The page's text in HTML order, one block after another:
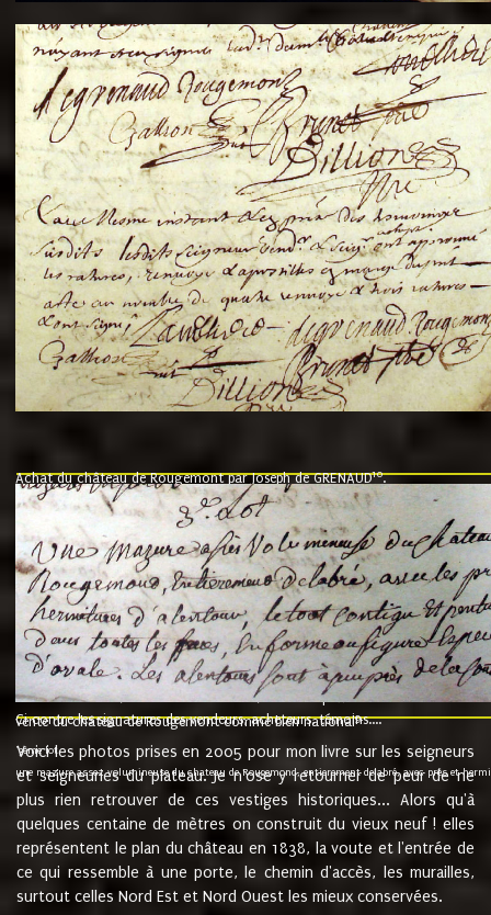
Achat du château de Rougemont par Joseph de GRENAUD10.
"l'an mil six cent soixante treze le ving neuvième jour du mois de
nommé fut présent Messire Claude Guillaume de Moyriat chevalier baron
vend, purement simplement et irrevocablement a monseigneur monsieur
et chavannes conseiller du roy au parlement de Bourgogne, present et
que le dit seigneur Baron de la Vellière a sur ses hommes, indivisables et
de la Velliere tout ainsi et comme le dit seigneur Baron et ses
présent......"
suivent les rentes, donation des terriers, etc... au prix de 880 livre louis
Ci contre les signatures des vendeurs, acheteurs, témoins....
vente du château de Rougemont comme bien national9.
"3ème lot
une mazure assez volumineuse du chateau de Rougemond, entierement delabré, avec près et
Voici les photos prises en 2005 pour mon livre sur les seigneurs
et seigneuries du plateau. Je n'ose y retourner de peur de ne
plus rien retrouver de ces vestiges historiques... Alors qu'à
quelques centaine de mètres on construit du vieux neuf ! elles
représentent le plan du château en 1838, la voute et l'entrée de
ce qui ressemble à une porte, le chemin d'accès, les murailles,
surtout celles Nord Est et Nord Ouest les mieux conservées.